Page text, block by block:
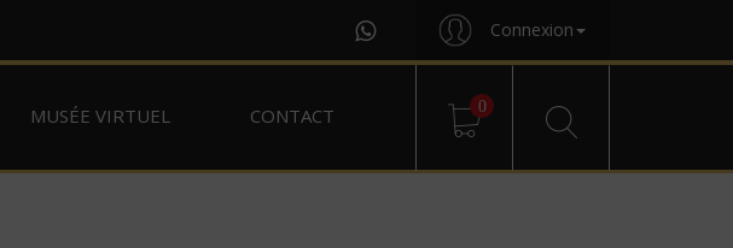
Connexion
MUSÉE VIRTUEL CONTACT 0